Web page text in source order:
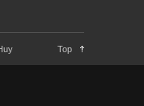
08/09/2025Top